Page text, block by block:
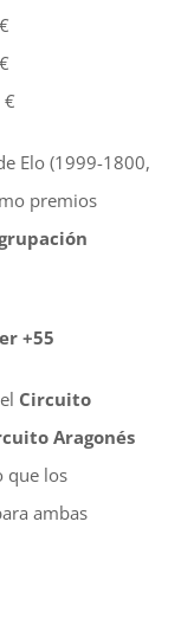
€
Elo (1999-1800,
premios
+55
Circuito
Aragonés
que los
ambas